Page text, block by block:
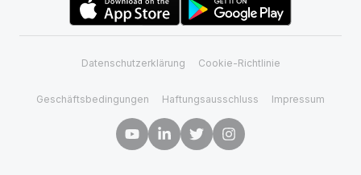
Datenschutzerklärung Cookie-Richtlinie
Geschäftsbedingungen Haftungsausschluss Impressum